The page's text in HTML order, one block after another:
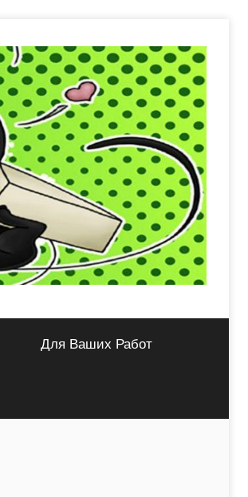
Для Ваших Работ